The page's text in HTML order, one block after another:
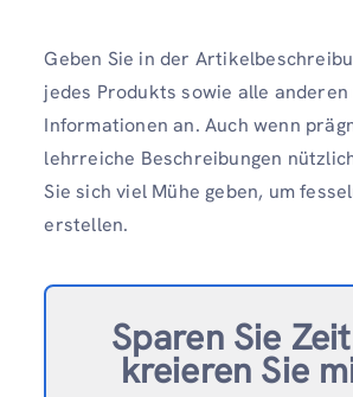
Geben Sie in der
jedes Produkts sowie alle
Informationen an. Auch wenn
lehrreiche Beschreibungen
Sie sich viel Mühe geben, um
erstellen.
Sparen Sie
kreieren Sie